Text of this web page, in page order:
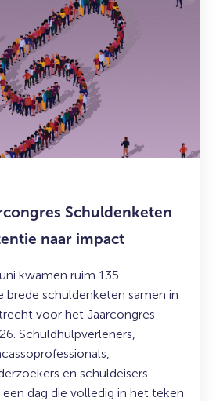
Schuldenketen
naar impact
kwamen ruim 135
brede schuldenketen samen in
voor het Jaarcongres
Schuldhulpverleners,
en schuldeisers
dag die volledig in het teken